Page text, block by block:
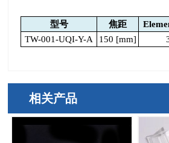
型号 焦距
TW-001-UQI-Y-A
150 [mm]
相关产品